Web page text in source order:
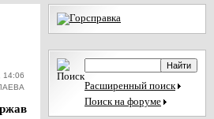
14:06
Расширенный поиск
Поиск на форуме